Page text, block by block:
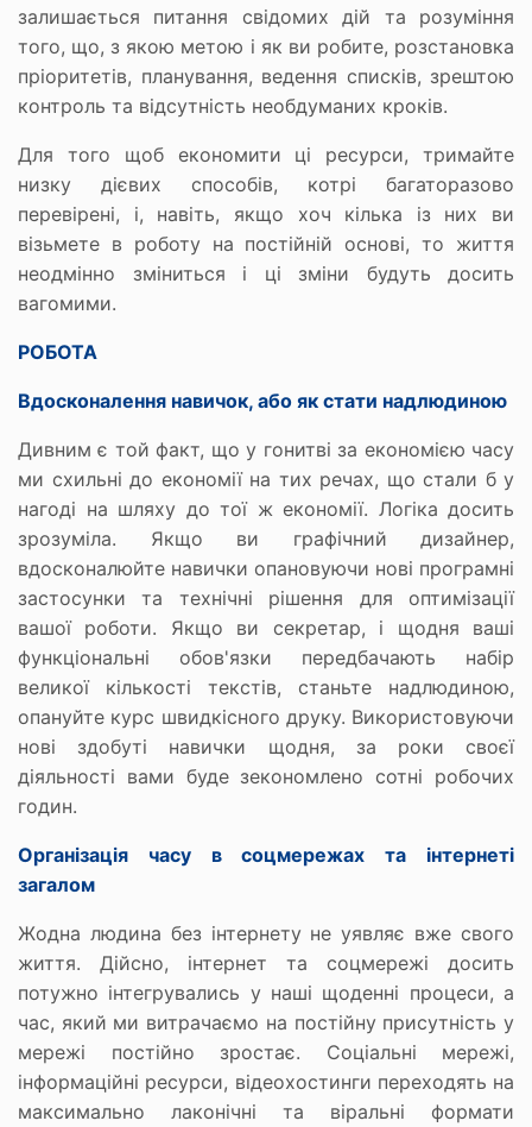
залишається питання свідомих дій та розуміння
того, що, з якою метою і як ви робите, розстановка
пріоритетів, планування, ведення списків, зрештою
контроль та відсутність необдуманих кроків.
Для того щоб економити ці ресурси, тримайте
низку дієвих способів, котрі багаторазово
перевірені, і, навіть, якщо хоч кілька із них ви
візьмете в роботу на постійній основі, то життя
неодмінно зміниться і ці зміни будуть досить
вагомими.
РОБОТА
Вдосконалення навичок, або як стати надлюдиною
Дивним є той факт, що у гонитві за економією часу
ми схильні до економії на тих речах, що стали б у
нагоді на шляху до тої ж економії. Логіка досить
зрозуміла. Якщо ви графічний дизайнер,
вдосконалюйте навички опановуючи нові програмні
застосунки та технічні рішення для оптимізації
вашої роботи. Якщо ви секретар, і щодня ваші
функціональні обов'язки передбачають набір
великої кількості текстів, станьте надлюдиною,
опануйте курс швидкісного друку. Використовуючи
нові здобуті навички щодня, за роки своєї
діяльності вами буде зекономлено сотні робочих
годин.
Організація часу в соцмережах та інтернеті
загалом
Жодна людина без інтернету не уявляє вже свого
життя. Дійсно, інтернет та соцмережі досить
потужно інтегрувались у наші щоденні процеси, а
час, який ми витрачаємо на постійну присутність у
мережі постійно зростає. Соціальні мережі,
інформаційні ресурси, відеохостинги переходять на
максимально лаконічні та віральні формати